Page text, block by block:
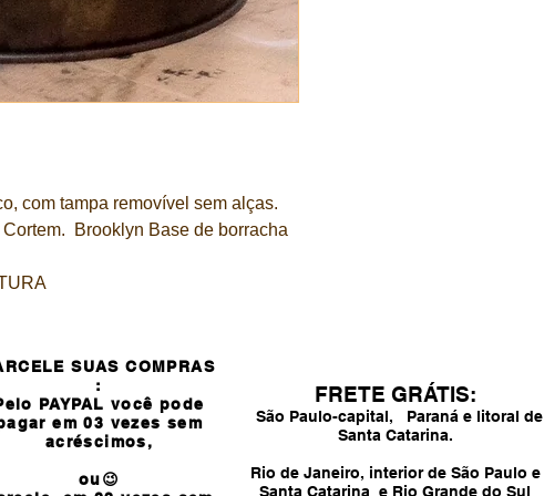
com tampa removível sem alças.
Brooklyn Base de borracha
SUAS COMPRAS
:
PAYPAL você pode
em 03 vezes sem
acréscimos,
ou😉
FRETE GRÁTIS:
São Paulo-capital, Paraná e litoral de
Santa Catarina.
Rio de Janeiro, interior de São Paulo e
Santa Catarina e Rio Grande do Sul